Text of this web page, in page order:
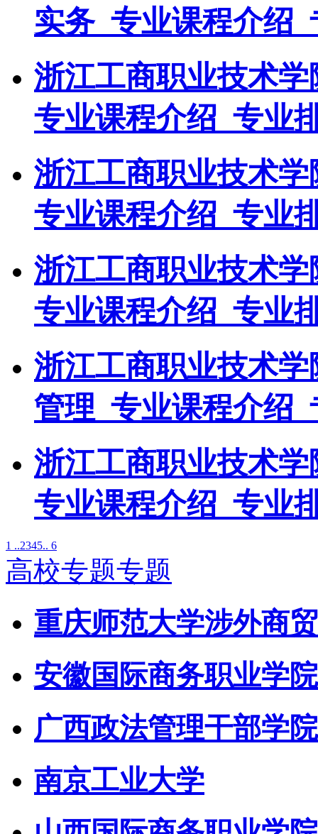
实务_专业课程介绍
浙江工商职业技术
专业课程介绍_专业
浙江工商职业技术
专业课程介绍_专业
浙江工商职业技术
专业课程介绍_专业
浙江工商职业技术
管理_专业课程介绍
浙江工商职业技术
专业课程介绍_专业
1 ..2345.. 6
高校专题专题
重庆师范大学涉外商
安徽国际商务职业学院
广西政法管理干部学院
南京工业大学